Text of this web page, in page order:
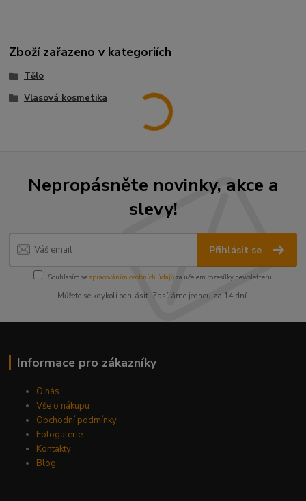
Zboží zařazeno v kategoriích
Tělo
Vlasová kosmetika
Nepropásněte novinky, akce a
slevy!
Přihlásit se
Souhlasím se zpracováním osobních údajůza účelem rozesílky newsletteru.
Můžete se kdykoli odhlásit. Zasíláme jednou za 14 dní.
Informace pro zákazníky
O nás
Vše o nákupu
Obchodní podmínky
Fotogalerie
Kontakty
Blog